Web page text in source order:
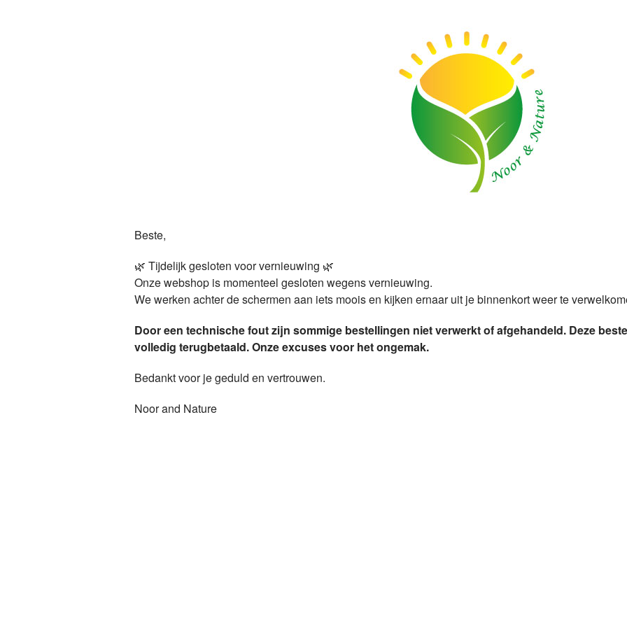
Beste,
🌿 Tijdelijk gesloten voor vernieuwing 🌿
Onze webshop is momenteel gesloten wegens vernieuwing.
We werken achter de schermen aan iets moois en kijken ernaar uit je binnenkort weer te
Door een technische fout zijn sommige bestellingen niet verwerkt of afgehandeld. Deze
volledig terugbetaald. Onze excuses voor het ongemak.
Bedankt voor je geduld en vertrouwen.
Noor and Nature